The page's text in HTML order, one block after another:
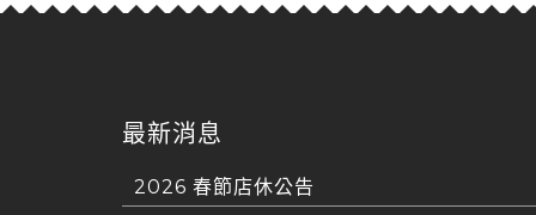
最新消息
2026 春節店休公告